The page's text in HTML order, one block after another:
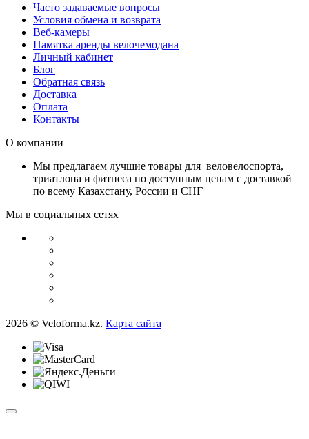
Часто задаваемые вопросы
Условия обмена и возврата
Веб-камеры
Памятка аренды велочемодана
Личный кабинет
Блог
Обратная связь
Доставка
Оплата
Контакты
О компании
Мы предлагаем лучшие товары для веловелоспорта,
триатлона и фитнеса по доступным ценам с доставкой
по всему Казахстану, России и СНГ
Мы в социальных сетях
2026 © Veloforma.kz. Карта сайта